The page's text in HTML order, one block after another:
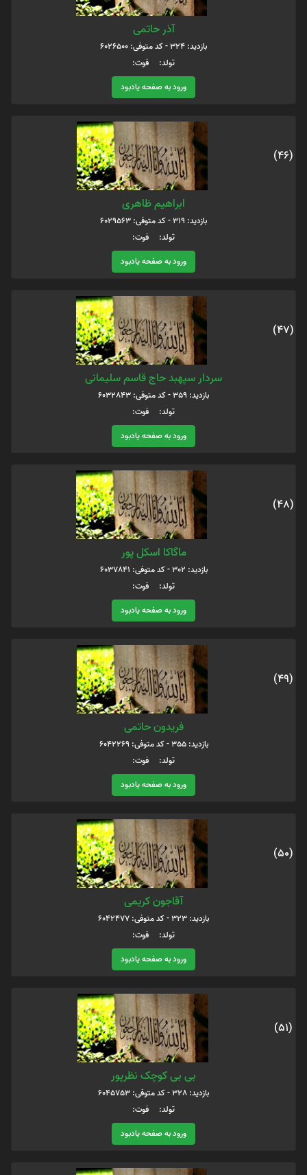
آذر حاتمی
بازدید: 324 - کد متوفی: 6026500
تولد: فوت:
ورود به صفحه یادبود
(46)
ابراهیم ظاهری
بازدید: 319 - کد متوفی: 6029563
تولد: فوت:
ورود به صفحه یادبود
(47)
سردار سپهبد حاج قاسم سلیمانی
بازدید: 359 - کد متوفی: 6032843
تولد: فوت:
ورود به صفحه یادبود
(48)
ماگاکا اسکل پور
بازدید: 302 - کد متوفی: 6037841
تولد: فوت:
ورود به صفحه یادبود
(49)
فریدون حاتمی
بازدید: 355 - کد متوفی: 6042269
تولد: فوت:
ورود به صفحه یادبود
(50)
آقاجون کریمی
بازدید: 323 - کد متوفی: 6042477
تولد: فوت:
ورود به صفحه یادبود
(51)
بی بی کوچک نظرپور
بازدید: 328 - کد متوفی: 6045753
تولد: فوت:
ورود به صفحه یادبود